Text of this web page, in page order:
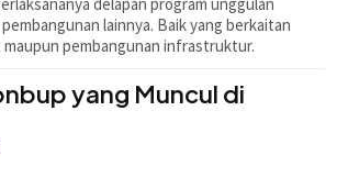
delapan program unggulan
lainnya. Baik yang berkaitan
maupun pembangunan infrastruktur.
yang Muncul di